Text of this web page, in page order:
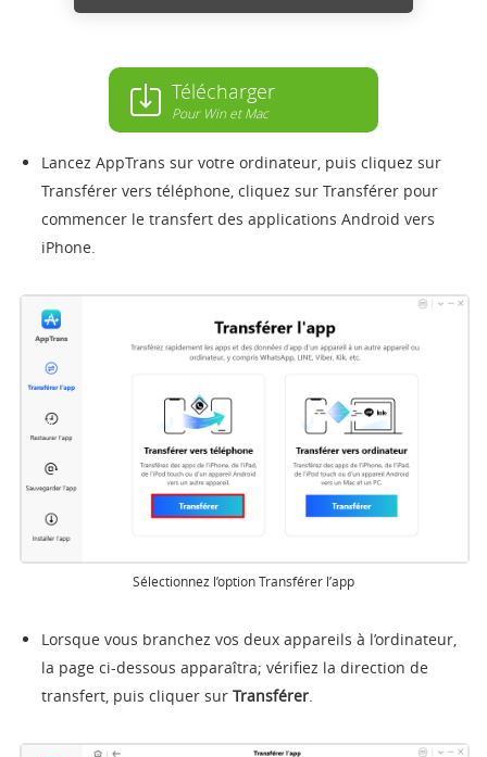
Télécharger
Pour Win et Mac
Lancez AppTrans sur votre ordinateur, puis cliquez sur
Transférer vers téléphone, cliquez sur Transférer pour
commencer le transfert des applications Android vers
iPhone.
Sélectionnez l’option Transférer l’app
Lorsque vous branchez vos deux appareils à l’ordinateur,
la page ci-dessous apparaîtra; vérifiez la direction de
transfert, puis cliquer sur Transférer.